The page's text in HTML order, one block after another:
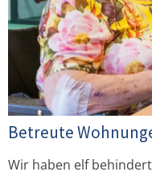
Betreute
Wir haben elf